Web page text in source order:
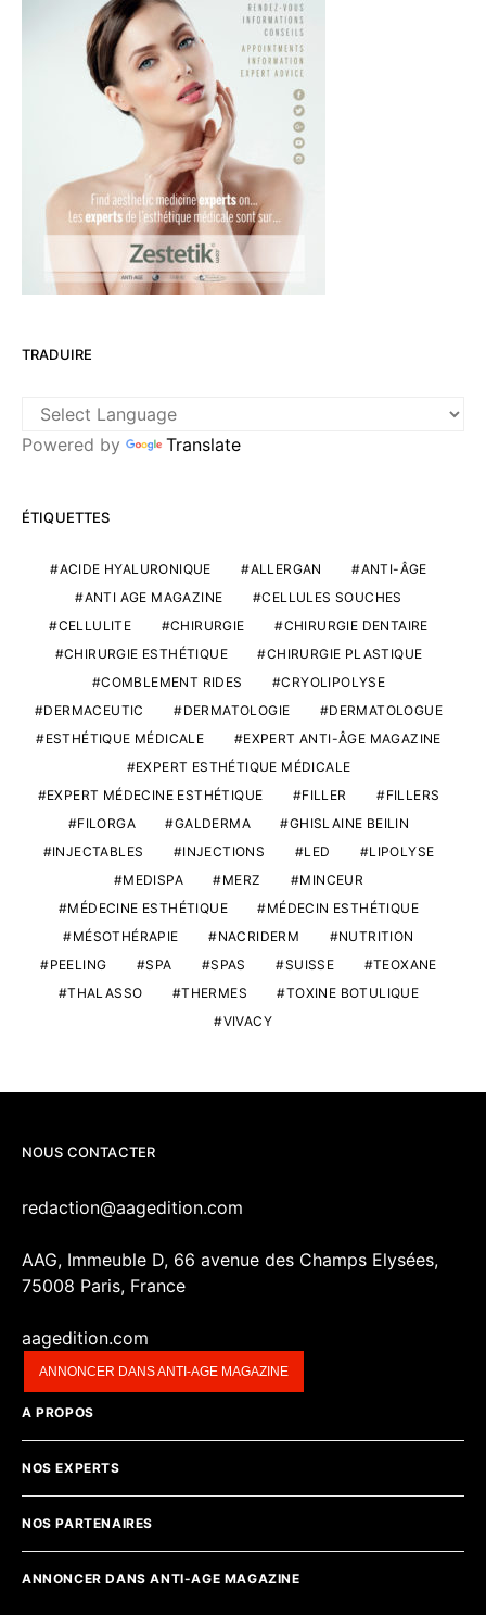
TRADUIRE
Powered by Translate
ÉTIQUETTES
ACIDE HYALURONIQUE ALLERGAN
ANTI-ÂGE
ANTI AGE MAGAZINE
CELLULES SOUCHES
CELLULITE
CHIRURGIE
CHIRURGIE DENTAIRE
CHIRURGIE ESTHÉTIQUE
CHIRURGIE PLASTIQUE
COMBLEMENT RIDES
CRYOLIPOLYSE
DERMACEUTIC
DERMATOLOGIE
DERMATOLOGUE
ESTHÉTIQUE MÉDICALE
EXPERT ANTI-ÂGE MAGAZINE
EXPERT ESTHÉTIQUE MÉDICALE
EXPERT MÉDECINE ESTHÉTIQUE
FILLER
FILLERS
FILORGA
GALDERMA
GHISLAINE BEILIN
INJECTABLES
INJECTIONS LED
LIPOLYSE
MEDISPA
MERZ
MINCEUR
MÉDECINE ESTHÉTIQUE
MÉDECIN ESTHÉTIQUE
MÉSOTHÉRAPIE
NACRIDERM
NUTRITION
PEELING
SPA SPAS SUISSE
TEOXANE
THALASSO
THERMES
TOXINE BOTULIQUE
VIVACY
NOUS CONTACTER
redaction@aagedition.com
AAG, Immeuble D, 66 avenue des Champs Elysées,
75008 Paris, France
aagedition.com
ANNONCER DANS ANTI-AGE MAGAZINE
A PROPOS
NOS EXPERTS
NOS PARTENAIRES
ANNONCER DANS ANTI-AGE MAGAZINE